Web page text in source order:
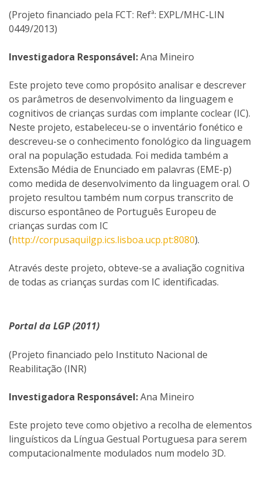
(Projeto financiado pela FCT: Refª: EXPL/MHC-LIN
0449/2013)
Investigadora Responsável:Ana Mineiro
Este projeto teve como propósito analisar e descrever
os parâmetros de desenvolvimento da linguagem e
cognitivos de crianças surdas com implante coclear (IC).
Neste projeto, estabeleceu-se o inventário fonético e
descreveu-se o conhecimento fonológico da linguagem
oral na população estudada. Foi medida também a
Extensão Média de Enunciado em palavras (EME-p)
como medida de desenvolvimento da linguagem oral. O
projeto resultou também num corpus transcrito de
discurso espontâneo de Português Europeu de
crianças surdas com IC
(http://corpusaquilgp.ics.lisboa.ucp.pt:8080).
Através deste projeto, obteve-se a avaliação cognitiva
de todas as crianças surdas com IC identificadas.
Portal da LGP (2011)
(Projeto financiado pelo Instituto Nacional de
Reabilitação (INR)
Investigadora Responsável:Ana Mineiro
Este projeto teve como objetivo a recolha de elementos
linguísticos da Língua Gestual Portuguesa para serem
computacionalmente modulados num modelo 3D.